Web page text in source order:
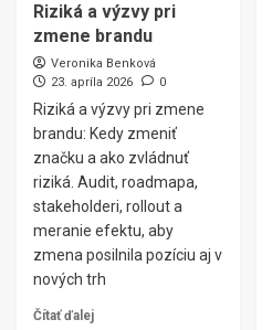
Riziká a výzvy pri
zmene brandu
Veronika Benková
23. apríla 2026
0
Riziká a výzvy pri zmene
brandu: Kedy zmeniť
značku a ako zvládnuť
riziká. Audit, roadmapa,
stakeholderi, rollout a
meranie efektu, aby
zmena posilnila pozíciu aj v
nových trh
Čítať ďalej